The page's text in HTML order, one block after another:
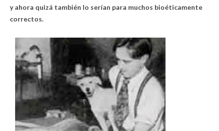
y ahora quizá también lo serían para muchos bioéticamente
correctos.